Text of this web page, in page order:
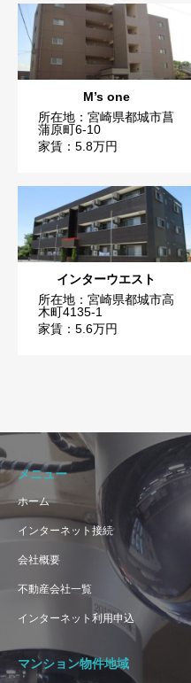
M’s one
所在地：宮崎県都城市菖
蒲原町6-10
家賃：5.8万円
インターウエスト
所在地：宮崎県都城市高
木町4135-1
家賃：5.6万円
メニュー
ホーム
インターネット接続
会社概要
不動産会社一覧
インターネット利用申込
マンション物件地域